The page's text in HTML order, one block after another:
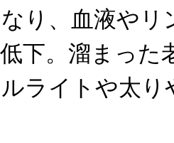
り、血液やリ
下。溜まった
ライトや太り